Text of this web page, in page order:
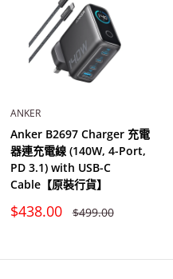
ANKER
Anker B2697 Charger 充電
器連充電線 (140W, 4-Port,
PD 3.1) with USB-C
Cable【原裝行貨】
特
$438.00 原
$499.00